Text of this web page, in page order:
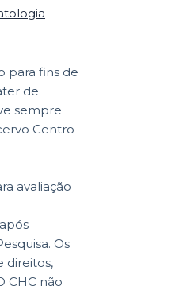
para fins de
de
sempre
Centro
avaliação
Os
direitos,
CHC não